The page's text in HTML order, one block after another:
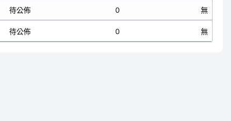
待公佈 0 無
待公佈 0 無